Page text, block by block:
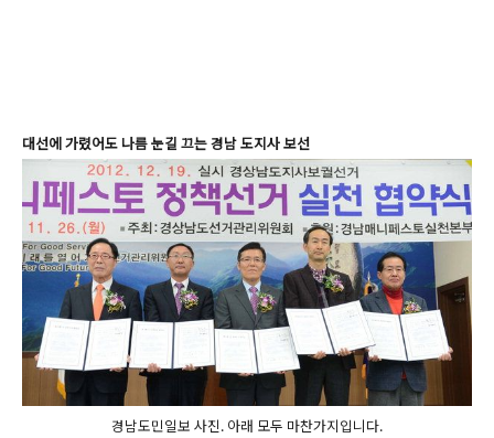
대선에 가렸어도 나름 눈길 끄는 경남 도지사 보선
경남도민일보 사진. 아래 모두 마찬가지입니다.